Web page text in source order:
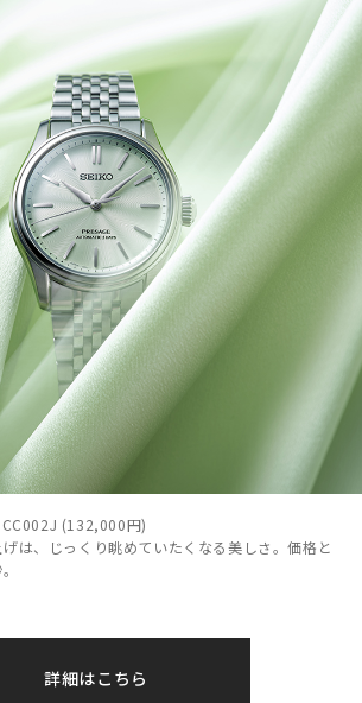
(132,000円)
は、じっくり眺めていたくなる美しさ。価格と
詳細はこちら